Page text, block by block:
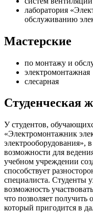
лаборатория
обслуживанию
Мастерские
по монтажу и
электромонтажная
слесарная
Студенческая
У студентов,
«Электромонтажник
электрооборудования»,
возможности для
учебном учреждении
способствует
специалиста. Студенты
возможность
что позволяет
который пригодится в